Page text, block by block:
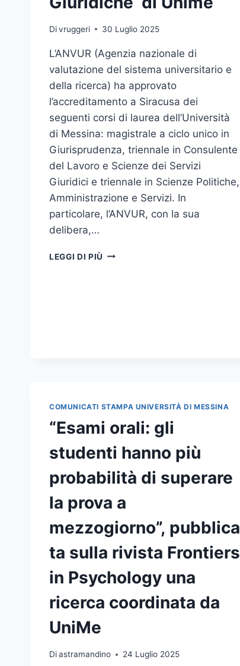
Divruggeri 30 Luglio 2025
L’ANVUR (Agenzia nazionale di
valutazione del sistema universitario e
della ricerca) ha approvato
l’accreditamento a Siracusa dei
seguenti corsi di laurea dell’Università
di Messina: magistrale a ciclo unico in
Giurisprudenza, triennale in Consulente
del Lavoro e Scienze dei Servizi
Giuridici e triennale in Scienze Politiche,
Amministrazione e Servizi. In
particolare, l’ANVUR, con la sua
delibera,…
LEGGI DI PIÙ A
SCIENZE
E
DI
COMUNICATI STAMPA UNIVERSITÀ DI MESSINA
“Esami orali: gli
studenti hanno più
probabilità di superare
la prova a
mezzogiorno”, pubblica
ta sulla rivista Frontiers
in Psychology una
ricerca coordinata da
UniMe
Diastramandino 24 Luglio 2025